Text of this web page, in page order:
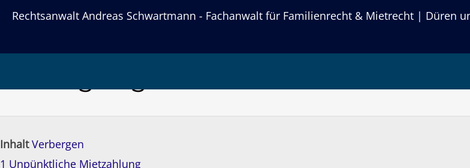
Rechtsanwalt Andreas Schwartmann - Fachanwalt für Familienrecht & Mietrecht | Düren
Unpünktliche Mietzahlungen und
Inhalt Verbergen
1 Unpünktliche Mietzahlung